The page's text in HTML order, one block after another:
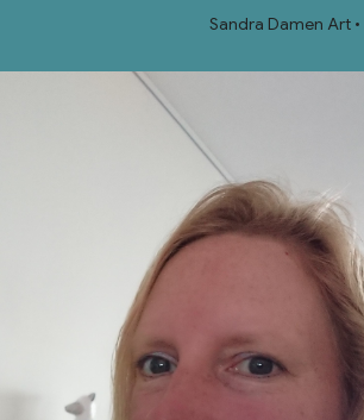
Sandra Damen Art